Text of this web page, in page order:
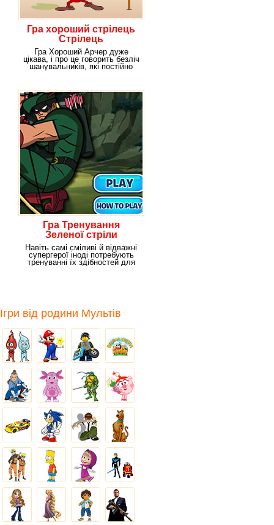
Гра хороший стрілець
Стрілець
Гра Хороший Арчер дуже
цікава, і про це говорить безліч
шанувальників, які постійно
Гра Тренування
Зеленої стріли
Навіть самі сміливі й відважні
супергерої іноді потребують
тренуванні їх здібностей для
Ігри від родини Мультів